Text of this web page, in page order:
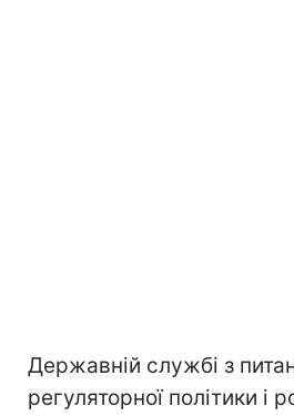
Державній службі з
регуляторної політики і